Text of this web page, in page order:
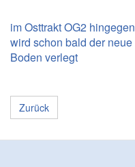
im Osttrakt OG2 hingegen
wird schon bald der neue
Boden verlegt
Zurück